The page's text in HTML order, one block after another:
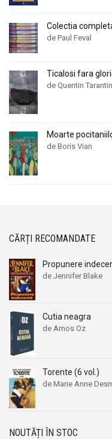
Colectia
de Paul Feval
Ticalosi fara
de Quentin
Moarte
de Boris Vian
CĂRȚI RECOMANDATE
Propunere
de Jennifer Blake
Cutia neagra
de Amos Oz
Torente (6 vol.)
de Marie Anne
NOUTĂȚI ÎN STOC